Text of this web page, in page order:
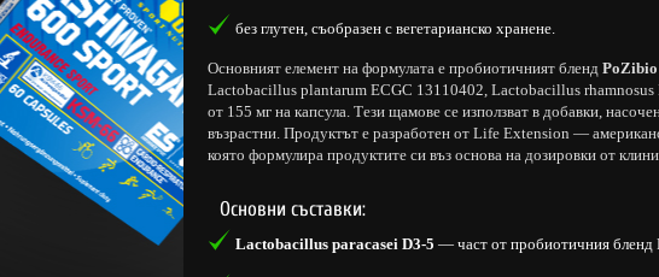
без глутен, съобразен с вегетарианско хранене.
Основният елемент на формулата е пробиотичният бленд
Lactobacillus plantarum ECGC 13110402, Lactobacillus
от 155 мг на капсула. Тези щамове се използват в добавки,
възрастни. Продуктът е разработен от Life Extension —
която формулира продуктите си въз основа на дозировки от
Основни съставки:
Lactobacillus paracasei D3-5 — част от пробиотичния бленд